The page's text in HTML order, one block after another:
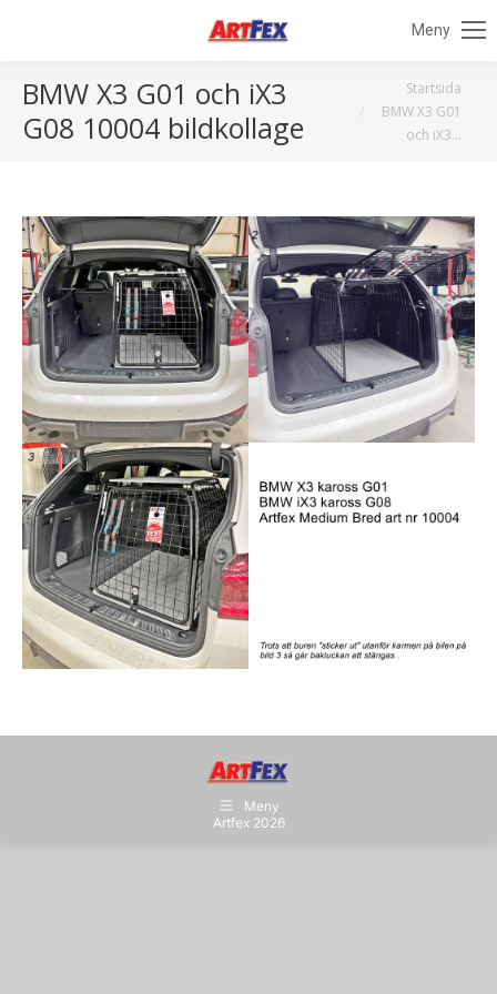
Meny
BMW X3 G01 och iX3
G08 10004 bildkollage
Du är här:Startsida
BMW X3 G01
och iX3…
Meny
Artfex 2026